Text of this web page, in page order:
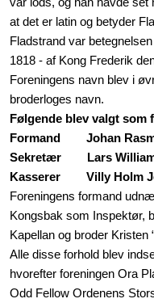
var lods, og han havde set
at det er latin og betyder
Fladstrand var
1818 - af Kong Frederik
Foreningens navn blev i
broderloges navn.
Følgende blev valgt som
Formand
Johan
Sekretær
Lars
Kasserer
Villy Holm
Foreningens formand
Kongsbak som Inspektør,
Kapellan og broder
Alle disse forhold blev
hvorefter foreningen Ora
Odd Fellow Ordenens